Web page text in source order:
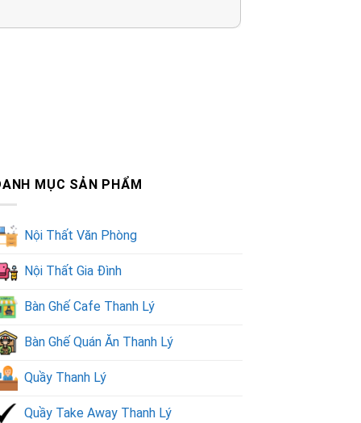
MỤC SẢN PHẨM
Nội Thất Văn Phòng
Nội Thất Gia Đình
Bàn Ghế Cafe Thanh Lý
Bàn Ghế Quán Ăn Thanh Lý
Quầy Thanh Lý
Quầy Take Away Thanh Lý